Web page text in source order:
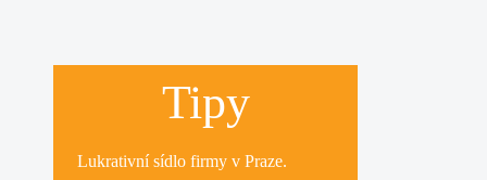
Tipy
Lukrativnísídlo firmy v Praze.